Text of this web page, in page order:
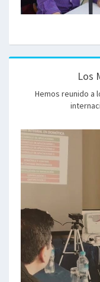
Los
Hemos reunido a